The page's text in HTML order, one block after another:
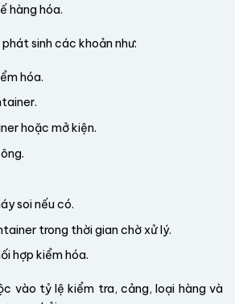
hàng hóa.
sinh các khoản như:
hóa.
hoặc mở kiện.
soi nếu có.
trong thời gian chờ xử lý.
hợp kiểm hóa.
vào tỷ lệ kiểm tra, cảng, loại hàng và